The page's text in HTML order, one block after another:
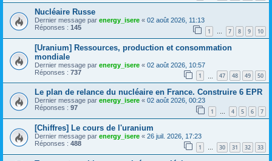
Nucléaire Russe
Dernier message par energy_isere « 02 août 2026, 11:13
Réponses : 145 1 … 7 8 9 10
[Uranium] Ressources, production et consommation
mondiale
Dernier message par energy_isere « 02 août 2026, 10:57
Réponses : 737 1 47 48 49 50
Le plan de relance du nucléaire en France. Construire 6 EPR
Dernier message par energy_isere « 02 août 2026, 00:23
Réponses : 97 1 … 4 5 6 7
[Chiffres] Le cours de l'uranium
Dernier message par energy_isere « 26 juil. 2026, 17:23
Réponses : 488 1 … 30 31 32 33